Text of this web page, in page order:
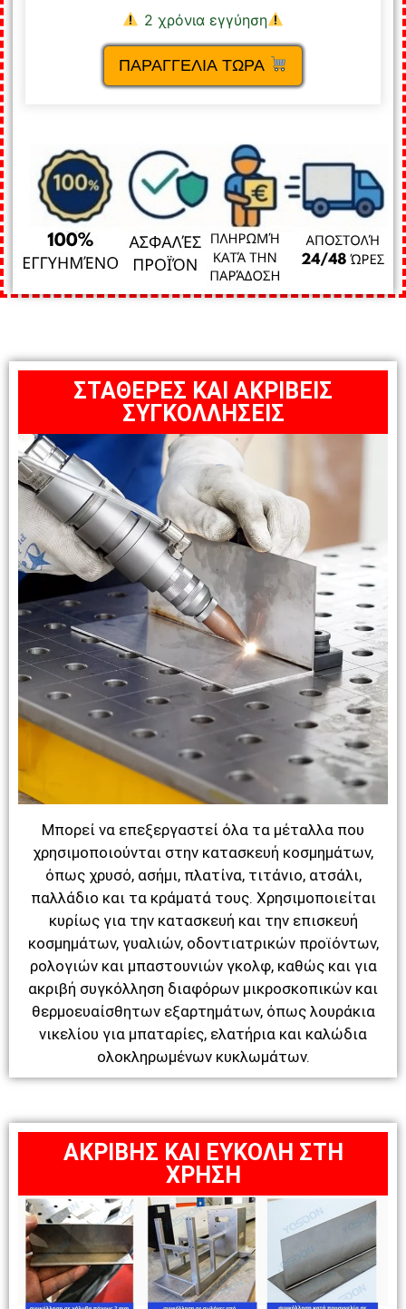
2 χρόνια εγγύηση
ΠΑΡΑΓΓΕΛΙΑ ΤΩΡΑ
ΣΤΑΘΕΡΕΣ ΚΑΙ ΑΚΡΙΒΕΙΣ
ΣΥΓΚΟΛΛΗΣΕΙΣ
Μπορεί να επεξεργαστεί όλα τα μέταλλα που
χρησιμοποιούνται στην κατασκευή κοσμημάτων,
όπως χρυσό, ασήμι, πλατίνα, τιτάνιο, ατσάλι,
παλλάδιο και τα κράματά τους. Χρησιμοποιείται
κυρίως για την κατασκευή και την επισκευή
κοσμημάτων, γυαλιών, οδοντιατρικών προϊόντων,
ρολογιών και μπαστουνιών γκολφ, καθώς και για
ακριβή συγκόλληση διαφόρων μικροσκοπικών και
θερμοευαίσθητων εξαρτημάτων, όπως λουράκια
νικελίου για μπαταρίες, ελατήρια και καλώδια
ολοκληρωμένων κυκλωμάτων.
ΑΚΡΙΒΗΣ ΚΑΙ ΕΥΚΟΛΗ ΣΤΗ
ΧΡΗΣΗ